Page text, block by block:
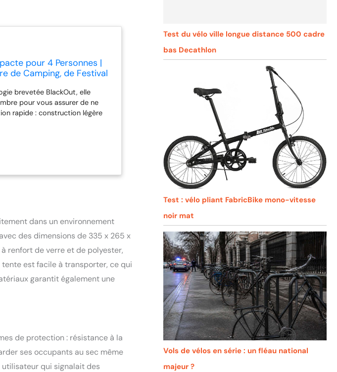
pour 4 Personnes |
de Camping, de Festival
brevetée BlackOut, elle
pour vous assurer de ne
rapide : construction légère
le camping, la randonnée ou
l'auvent compact est assez
100 % étanche : colonne
soudées et un tapis de sol
de transport avec fermeture
dans un environnement
des dimensions de 335 x 265 x
renfort de verre et de polyester,
est facile à transporter, ce qui
garantit également une
de protection : résistance à la
ses occupants au sec même
utilisateur qui signalait des
Test du vélo ville longue distance 500 cadre
bas Decathlon
Test : vélo pliant FabricBike mono-vitesse
noir mat
Vols de vélos en série : un fléau national
majeur ?